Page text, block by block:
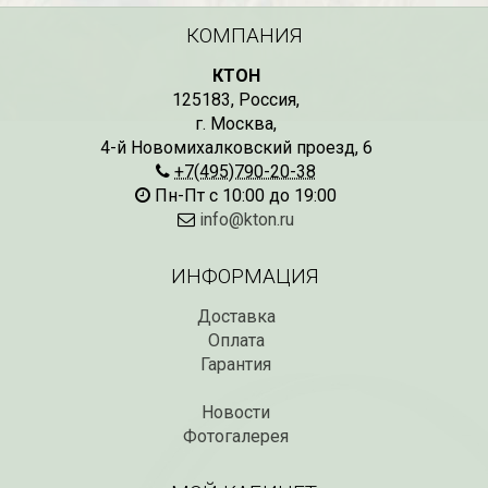
КОМПАНИЯ
КТОН
125183, Россия,
г. Москва,
4-й Новомихалковский проезд, 6
+7(495)790-20-38
Пн-Пт с 10:00 до 19:00
info@kton.ru
ИНФОРМАЦИЯ
Доставка
Оплата
Гарантия
Новости
Фотогалерея